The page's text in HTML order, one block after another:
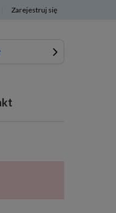
Zarejestruj się